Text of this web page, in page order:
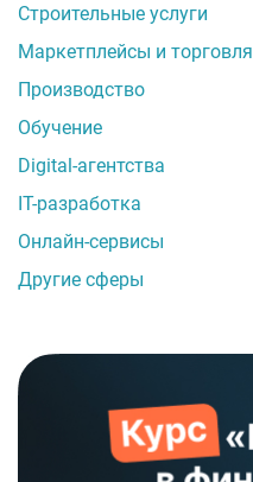
Строительные услуги
Маркетплейсы и торговля
Производство
Обучение
Digital-агентства
IT-разработка
Онлайн-сервисы
Другие сферы